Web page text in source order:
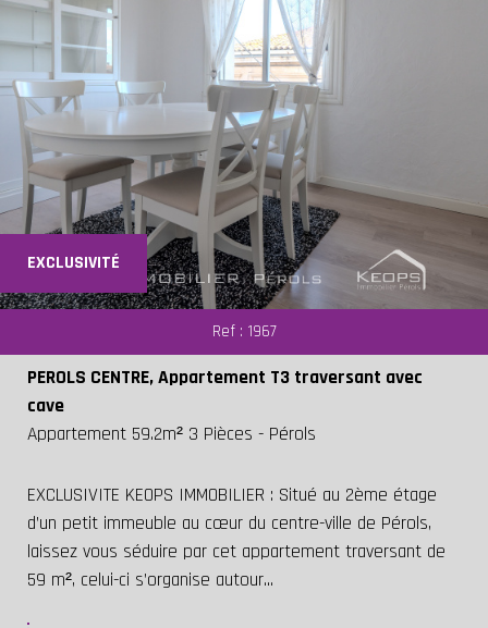
EXCLUSIVITÉ
Ref : 1967
PEROLS CENTRE, Appartement T3 traversant avec
cave
Appartement 59.2m² 3 Pièces - Pérols
EXCLUSIVITE KEOPS IMMOBILIER : Situé au 2ème étage
d’un petit immeuble au cœur du centre-ville de Pérols,
laissez vous séduire par cet appartement traversant de
59 m², celui-ci s’organise autour...